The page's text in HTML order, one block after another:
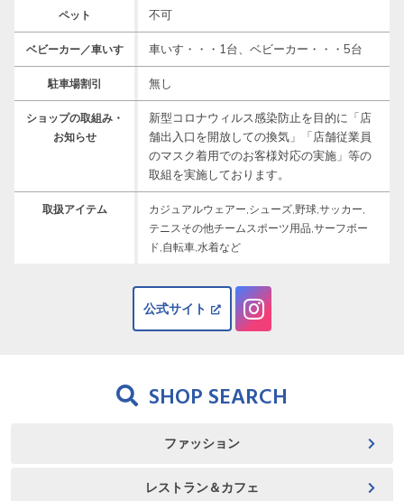
ペット 不可
ベビーカー／車いす 車いす・・・1台、ベビーカー・・・5台
駐車場割引 無し
ショップの取組み・
お知らせ
新型コロナウィルス感染防止を目的に「店
舗出入口を開放しての換気」「店舗従業員
のマスク着用でのお客様対応の実施」等の
取組を実施しております。
取扱アイテム
カジュアルウェアー,シューズ,野球,サッカー,
テニスその他チームスポーツ用品,サーフボー
ド,自転車,水着など
公式サイト
SHOP SEARCH
ファッション
レストラン＆カフェ